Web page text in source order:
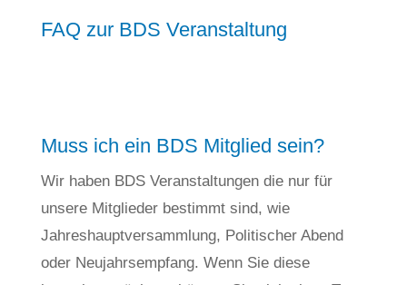
FAQ zur BDS Veranstaltung
Muss ich ein BDS Mitglied sein?
Wir haben BDS Veranstaltungen die nur für
unsere Mitglieder bestimmt sind, wie
Jahreshauptversammlung, Politischer Abend
oder Neujahrsempfang. Wenn Sie diese